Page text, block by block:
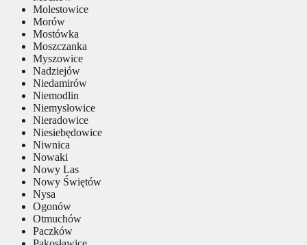
Molestowice
Morów
Mostówka
Moszczanka
Myszowice
Nadziejów
Niedamirów
Niemodlin
Niemysłowice
Nieradowice
Niesiebędowice
Niwnica
Nowaki
Nowy Las
Nowy Świętów
Nysa
Ogonów
Otmuchów
Paczków